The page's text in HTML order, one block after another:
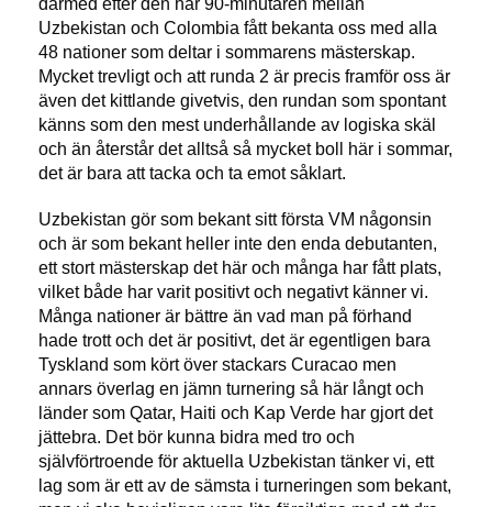
Uzbekistan och Colombia fått bekanta oss med alla
48 nationer som deltar i sommarens mästerskap.
Mycket trevligt och att runda 2 är precis framför oss är
även det kittlande givetvis, den rundan som spontant
känns som den mest underhållande av logiska skäl
och än återstår det alltså så mycket boll här i sommar,
det är bara att tacka och ta emot såklart.
Uzbekistan gör som bekant sitt första VM någonsin
och är som bekant heller inte den enda debutanten,
ett stort mästerskap det här och många har fått plats,
vilket både har varit positivt och negativt känner vi.
Många nationer är bättre än vad man på förhand
hade trott och det är positivt, det är egentligen bara
Tyskland som kört över stackars Curacao men
annars överlag en jämn turnering så här långt och
länder som Qatar, Haiti och Kap Verde har gjort det
jättebra. Det bör kunna bidra med tro och
självförtroende för aktuella Uzbekistan tänker vi, ett
lag som är ett av de sämsta i turneringen som bekant,